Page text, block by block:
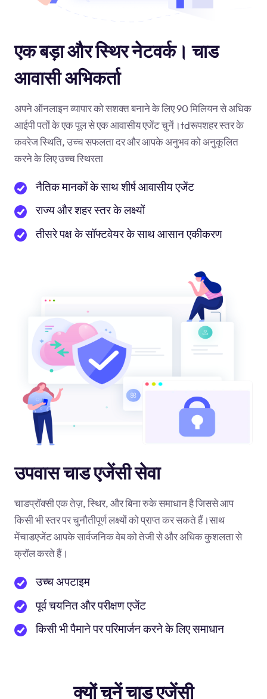
एक बड़ा और स्थिर नेटवर्क। चाड
आवासी अभिकर्ता
अपने ऑनलाइन व्यापार को सशक्त बनाने के लिए 90 मिलियन से अधिक
आईपी पतों के एक पूल से एक आवासीय एजेंट चुनें।tdरूपशहर स्तर के
कवरेज स्थिति, उच्च सफलता दर और आपके अनुभव को अनुकूलित
करने के लिए उच्च स्थिरता
नैतिक मानकों के साथ शीर्ष आवासीय एजेंट
राज्य और शहर स्तर के लक्ष्यों
तीसरे पक्ष के सॉफ्टवेयर के साथ आसान एकीकरण
उपवास चाड एजेंसी सेवा
चाडप्रॉक्सी एक तेज़, स्थिर, और बिना रुके समाधान है जिससे आप
किसी भी स्तर पर चुनौतीपूर्ण लक्ष्यों को प्राप्त कर सकते हैं।साथ
मेंचाडएजेंट आपके सार्वजनिक वेब को तेजी से और अधिक कुशलता से
क्रॉल करते हैं।
उच्च अपटाइम
पूर्व चयनित और परीक्षण एजेंट
किसी भी पैमाने पर परिमार्जन करने के लिए समाधान
क्यों चुनें चाड एजेंसी